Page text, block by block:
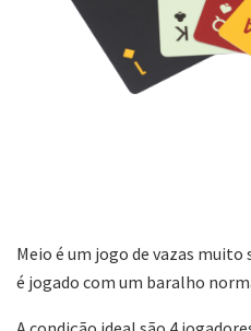
Meio é um jogo de vazas muito
é jogado com um baralho